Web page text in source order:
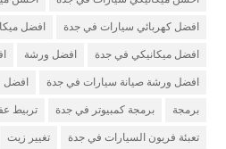
افضل كهربائي سيارات في جدة افضل
افضل ميكانيكي في جدة افضل ورشة
افضل ورشة صيانة سيارات في جدة افضل
برمجة برمجة كمبيوتر في جدة تربيط
تعبئة فريون السيارات في جدة تغيير زيت